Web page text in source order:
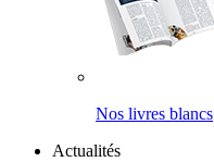
Nos livres blancs
Actualités